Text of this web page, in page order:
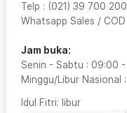
Telp : (021) 39 700 200
Whatsapp Sales / COD
Jam buka:
Senin - Sabtu : 09:00 -
Minggu/Libur Nasional :
Idul Fitri: libur